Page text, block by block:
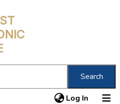
Search
Log In (current)